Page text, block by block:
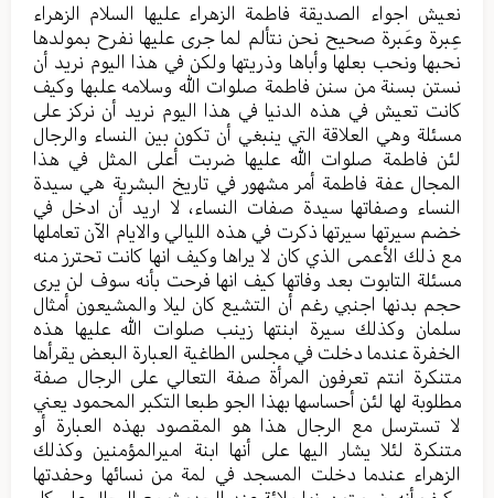
نعيش اجواء الصديقة فاطمة الزهراء عليها السلام الزهراء
عِبرة وعَبرة صحيح نحن نتألم لما جرى عليها نفرح بمولدها
نحبها ونحب بعلها وأباها وذريتها ولكن في هذا اليوم نريد أن
نستن بسنة من سنن فاطمة صلوات الله وسلامه علبها وكيف
كانت تعيش في هذه الدنيا في هذا اليوم نريد أن نركز على
مسئلة وهي العلاقة التي ينبغي أن تكون بين النساء والرجال
لئن فاطمة صلوات الله عليها ضربت أعلى المثل في هذا
المجال عفة فاطمة أمر مشهور في تاريخ البشرية هي سيدة
النساء وصفاتها سيدة صفات النساء، لا اريد أن ادخل في
خضم سيرتها سيرتها ذكرت في هذه الليالي والايام الآن تعاملها
مع ذلك الأعمى الذي كان لا يراها وكيف انها كانت تحترز منه
مسئلة التابوت بعد وفاتها كيف انها فرحت بأنه سوف لن يرى
حجم بدنها اجنبي رغم أن التشيع كان ليلا والمشيعون أمثال
سلمان وكذلك سيرة ابنتها زينب صلوات الله عليها هذه
الخفرة عندما دخلت في مجلس الطاغية العبارة البعض يقرأها
متنكرة انتم تعرفون المرأة صفة التعالي على الرجال صفة
مطلوبة لها لئن أحساسها بهذا الجو طبعا التكبر المحمود يعني
لا تسترسل مع الرجال هذا هو المقصود بهذه العبارة أو
متنكرة لئلا يشار اليها على أنها ابنة اميرالمؤمنين وكذلك
الزهراء عندما دخلت المسجد في لمة من نسائها وحفدتها